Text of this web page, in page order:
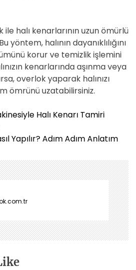
halı kenarlarının uzun ömürlü
yöntem, halının dayanıklılığını
korur ve temizlik işlemini
kenarlarında aşınma veya
overlok yaparak halınızı
ömrünü uzatabilirsiniz.
Halı Kenarı Tamiri
Yapılır? Adım Adım Anlatım